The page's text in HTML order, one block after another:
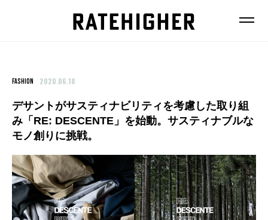
FEATURE
NEWS
FASHION 2020.06.18
デサントがサスティナビリティを考慮した取り組
み「RE: DESCENTE」を始動。サスティナブルな
モノ創りに挑戦。